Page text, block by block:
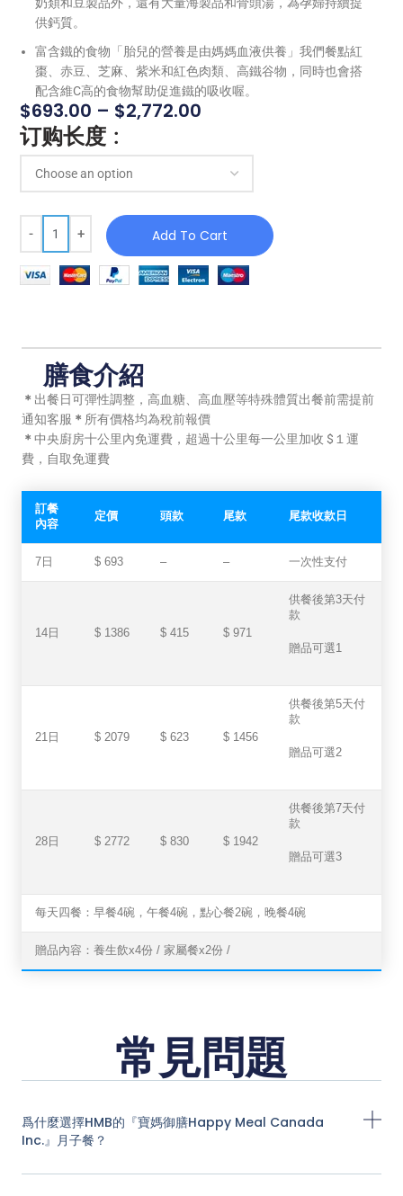
供鈣質。
富含鐵的食物「胎兒的營養是由媽媽血液供養」我們餐點紅
棗、赤豆、芝麻、紫米和紅色肉類、高鐵谷物，同時也會搭
配含維C高的食物幫助促進鐵的吸收喔。
$693.00 – $2,772.00
订购长度
Add To Cart
膳食介紹
＊ 出餐日可彈性調整，高血糖、高血壓等特殊體質出餐前需提前
通知客服 ＊ 所有價格均為稅前報價
＊ 中央廚房十公里內免運費，超過十公里每一公里加收 $１運
費，自取免運費
訂餐
內容
定價 頭款 尾款 尾款收款日
7日 $ 693 – – 一次性支付
14日 $ 1386 $ 415 $ 971
供餐後第3天付
款
贈品可選1
21日 $ 2079 $ 623 $ 1456
供餐後第5天付
款
贈品可選2
28日 $ 2772 $ 830 $ 1942
供餐後第7天付
款
贈品可選3
每天四餐：早餐4碗，午餐4碗，點心餐2碗，晚餐4碗
贈品內容：養生飲x4份 / 家屬餐x2份 /
常見問題
爲什麼選擇HMB的『寶媽御膳Happy Meal Canada
Inc.』月子餐？